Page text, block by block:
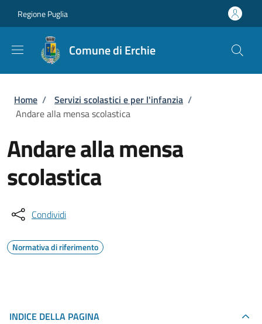
Regione Puglia
Comune di Erchie
Briciole di pane
Home / Servizi scolastici e per l'infanzia /
Andare alla mensa scolastica
Andare alla mensa
scolastica
Condividi
Normativa di riferimento
INDICE DELLA PAGINA